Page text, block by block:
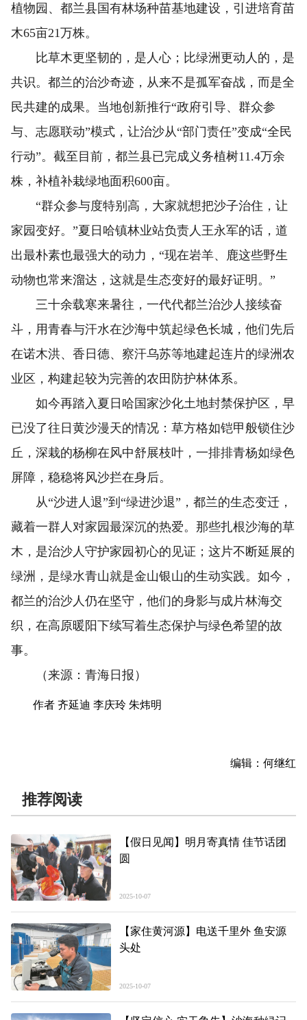
植物园、都兰县国有林场种苗基地建设，引进培育苗
木65亩21万株。
比草木更坚韧的，是人心；比绿洲更动人的，是
共识。都兰的治沙奇迹，从来不是孤军奋战，而是全
民共建的成果。当地创新推行“政府引导、群众参
与、志愿联动”模式，让治沙从“部门责任”变成“全民
行动”。截至目前，都兰县已完成义务植树11.4万余
株，补植补栽绿地面积600亩。
“群众参与度特别高，大家就想把沙子治住，让
家园变好。”夏日哈镇林业站负责人王永军的话，道
出最朴素也最强大的动力，“现在岩羊、鹿这些野生
动物也常来溜达，这就是生态变好的最好证明。”
三十余载寒来暑往，一代代都兰治沙人接续奋
斗，用青春与汗水在沙海中筑起绿色长城，他们先后
在诺木洪、香日德、察汗乌苏等地建起连片的绿洲农
业区，构建起较为完善的农田防护林体系。
如今再踏入夏日哈国家沙化土地封禁保护区，早
已没了往日黄沙漫天的情况：草方格如铠甲般锁住沙
丘，深栽的杨柳在风中舒展枝叶，一排排青杨如绿色
屏障，稳稳将风沙拦在身后。
从“沙进人退”到“绿进沙退”，都兰的生态变迁，
藏着一群人对家园最深沉的热爱。那些扎根沙海的草
木，是治沙人守护家园初心的见证；这片不断延展的
绿洲，是绿水青山就是金山银山的生动实践。如今，
都兰的治沙人仍在坚守，他们的身影与成片林海交
织，在高原暖阳下续写着生态保护与绿色希望的故
事。
（来源：青海日报）
作者 齐延迪 李庆玲 朱炜明
编辑：何继红
推荐阅读
【假日见闻】明月寄真情 佳节话团
圆
2025-10-07
【家住黄河源】电送千里外 鱼安源
头处
2025-10-07